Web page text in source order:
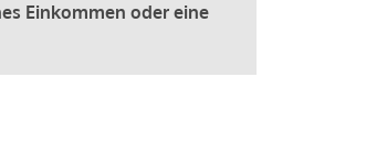
Einkommen oder eine